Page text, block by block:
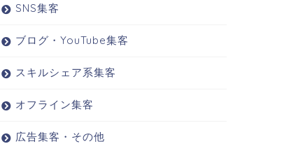
SNS集客
ブログ・YouTube集客
スキルシェア系集客
オフライン集客
広告集客・その他